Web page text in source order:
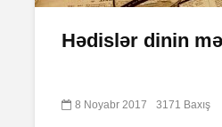
Hədislər dinin
8 Noyabr 2017 3171 Baxış